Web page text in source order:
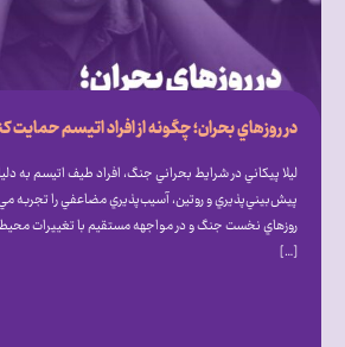
در روزهاي بحران؛ چگونه از افراد اتيسم حمايت
ليلا پيكاني در شرايط بحراني جنگ، افراد طيف اتيسم به
پيش‌بيني‌پذيري و روتين، آسيب‌پذيري مضاعفي را تجربه
روزهاي نخست جنگ و در مواجهه مستقيم با تغييرات
[…]